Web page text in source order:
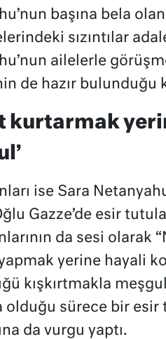
başına bela
sızıntılar
ailelerle
de hazır bulunduğu
kurtarmak
ise Sara
Gazze’de esir
da sesi
yerine hayali
kışkırtmakla
sürece bir esir
da vurgu yaptı.